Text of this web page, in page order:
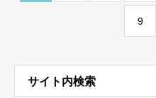
9
サイト内検索